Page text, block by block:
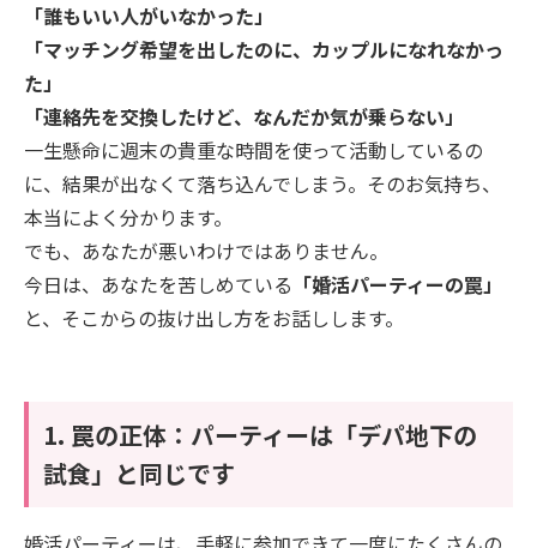
「誰もいい人がいなかった」
「マッチング希望を出したのに、カップルになれなかっ
た」
「連絡先を交換したけど、なんだか気が乗らない」
​一生懸命に週末の貴重な時間を使って活動しているの
に、結果が出なくて落ち込んでしまう。そのお気持ち、
本当によく分かります。
​でも、あなたが悪いわけではありません。
今日は、あなたを苦しめている 「婚活パーティーの罠」
と、そこからの抜け出し方をお話しします。
​1. 罠の正体：パーティーは「デパ地下の
試食」と同じです